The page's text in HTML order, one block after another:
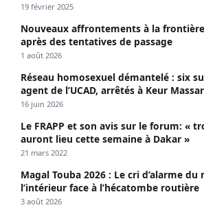
19 février 2025
Nouveaux affrontements à la
après des tentatives de passage
1 août 2026
Réseau homosexuel démantelé : six
agent de l’UCAD, arrêtés à Keur
propagé le VIH depuis 2018
16 juin 2026
Le FRAPP et son avis sur le forum: «
auront lieu cette semaine à Dakar »
21 mars 2022
Magal Touba 2026 : Le cri d’alarme
l’intérieur face à l’hécatombe routière
3 août 2026